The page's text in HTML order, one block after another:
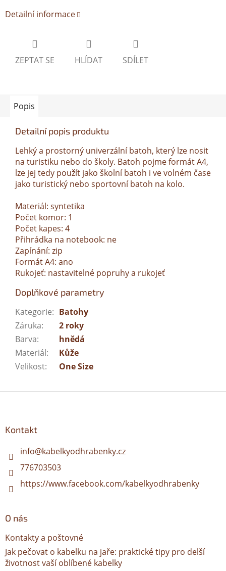
Detailní informace
ZEPTAT SE HLÍDAT SDÍLET
Popis
Detailní popis produktu
Lehký a prostorný univerzální batoh, který lze nosit
na turistiku nebo do školy. Batoh pojme formát A4,
lze jej tedy použít jako školní batoh i ve volném čase
jako turistický nebo sportovní batoh na kolo.
Materiál: syntetika
Počet komor: 1
Počet kapes: 4
Přihrádka na notebook: ne
Zapínání: zip
Formát A4: ano
Rukojeť: nastavitelné popruhy a rukojeť
Doplňkové parametry
Kategorie: Batohy
Záruka:
2 roky
Barva:
hnědá
Materiál:
Kůže
Velikost: One Size
Kontakt
info@kabelkyodhrabenky.cz
776703503
https://www.facebook.com/kabelkyodhrabenky
O nás
Kontakty a poštovné
Jak pečovat o kabelku na jaře: praktické tipy pro delší
životnost vaší oblíbené kabelky